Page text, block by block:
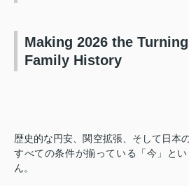
Making 2026 the
Family History
歴史的な円安、関空拡張、そして日本
すべての条件が揃っている「今」と
ん。